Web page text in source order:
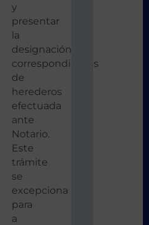
y
presentar
la
designación
correspondientes
de
herederos
efectuada
ante
Notario.
Este
trámite
se
excepciona
para
a